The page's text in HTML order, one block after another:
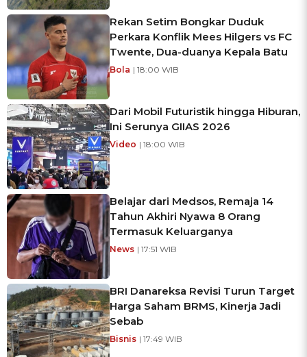
Rekan Setim Bongkar Duduk
Perkara Konflik Mees Hilgers vs FC
Twente, Dua-duanya Kepala Batu
Bola | 18:00 WIB
Dari Mobil Futuristik hingga Hiburan,
Ini Serunya GIIAS 2026
Video | 18:00 WIB
Belajar dari Medsos, Remaja 14
Tahun Akhiri Nyawa 8 Orang
Termasuk Keluarganya
News | 17:51 WIB
BRI Danareksa Revisi Turun Target
Harga Saham BRMS, Kinerja Jadi
Sebab
Bisnis | 17:49 WIB